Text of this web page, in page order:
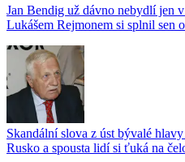
Jan Bendig už dávno nebydlí jen
Lukášem Rejmonem si splnil sen
Skandální slova z úst bývalé
Rusko a spousta lidí si ťuká na